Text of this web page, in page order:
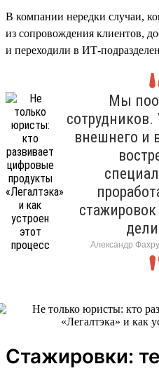
В компании нередки случаи,
из сопровождения клиентов,
и переходили в ИТ-
Мы
сотрудников.
внешнего и
Александр
Стажировки: